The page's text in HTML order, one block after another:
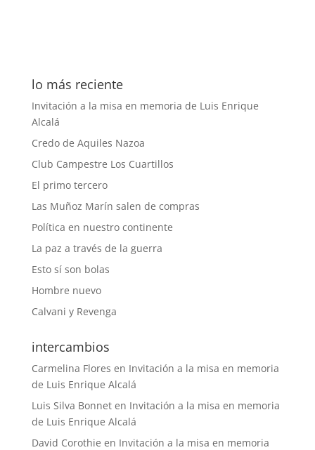
lo más reciente
Invitación a la misa en memoria de Luis Enrique
Alcalá
Credo de Aquiles Nazoa
Club Campestre Los Cuartillos
El primo tercero
Las Muñoz Marín salen de compras
Política en nuestro continente
La paz a través de la guerra
Esto sí son bolas
Hombre nuevo
Calvani y Revenga
intercambios
Carmelina Flores en Invitación a la misa en memoria
de Luis Enrique Alcalá
Luis Silva Bonneten Invitación a la misa en memoria
de Luis Enrique Alcalá
David Corothie en Invitación a la misa en memoria